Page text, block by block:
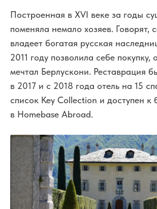
Построенная в XVI веке за годы
поменяла немало хозяев. Говорят,
владеет богатая русская
2011 году позволила себе покупку,
мечтал Берлускони. Реставрация
в 2017 и с 2018 года отель на 15
cписок Key Collection и доступен
в Homebase Abroad.